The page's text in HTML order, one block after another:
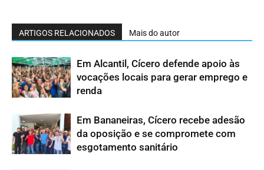
ARTIGOS RELACIONADOS Mais do autor
Em Alcantil, Cícero defende apoio às
vocações locais para gerar emprego e
renda
Em Bananeiras, Cícero recebe adesão
da oposição e se compromete com
esgotamento sanitário